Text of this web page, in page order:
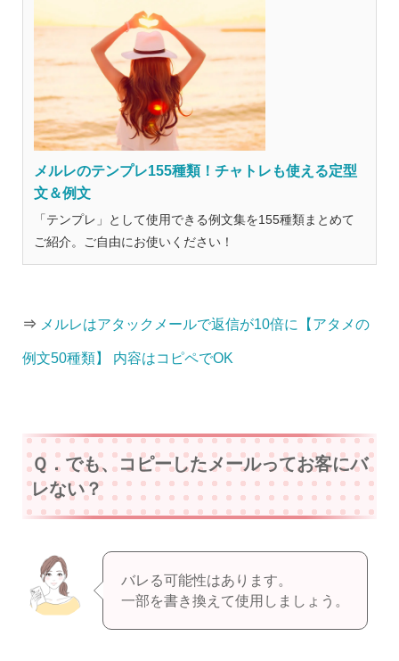
メルレのテンプレ155種類！チャトレも使える定型
文＆例文
「テンプレ」として使用できる例文集を155種類まとめて
ご紹介。ご自由にお使いください！
⇒ メルレはアタックメールで返信が10倍に【アタメの
例文50種類】 内容はコピペでOK
Ｑ．でも、コピーしたメールってお客にバ
レない？
バレる可能性はあります。
一部を書き換えて使用しましょう。